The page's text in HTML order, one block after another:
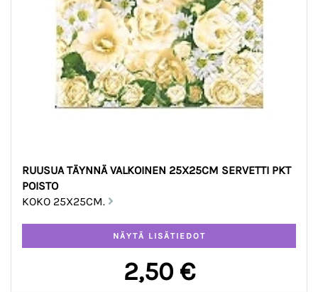
RUUSUA TÄYNNÄ VALKOINEN 25X25CM SERVETTI PKT
POISTO
KOKO 25X25CM.
2,50 €